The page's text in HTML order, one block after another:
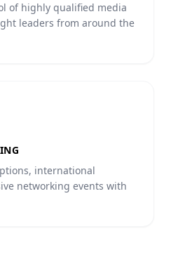
of highly qualified media
leaders from around the
international
networking events with